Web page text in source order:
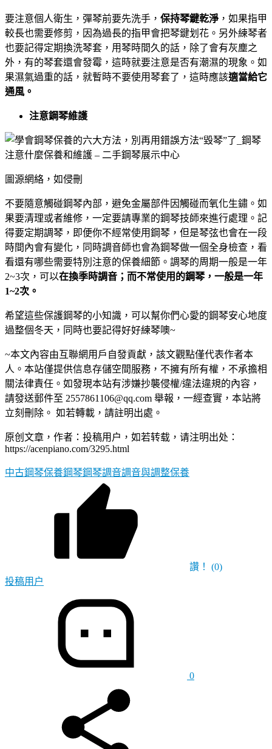
要注意個人衛生，彈琴前要先洗手， 保持琴鍵乾淨 ，如果指甲
較長也需要修剪，因為過長的指甲會把琴鍵划花。另外練琴者
也要記得定期換洗琴套，用琴時間久的話，除了會有灰塵之
外，有的琴套還會發霉，這時就要注意是否有潮濕的現象。如
果濕氣過重的話，就暫時不要使用琴套了，這時應該適當給它
通風。
注意鋼琴維護
圖源網絡，如侵刪
不要隨意觸碰鋼琴內部，避免金屬部件因觸碰而氧化生鏽。如
果要清理或者維修，一定要請專業的鋼琴技師來進行處理。記
得要定期調琴，即便你不經常使用鋼琴，但是琴弦也會在一段
時間內會有變化，同時調音師也會為鋼琴做一個全身檢查，看
看還有哪些需要特別注意的保養細節。調琴的周期一般是一年
2~3次，可以在換季時調音；而不常使用的鋼琴，一般是一年
1~2次。
希望這些保護鋼琴的小知識，可以幫你們心愛的鋼琴安心地度
過整個冬天，同時也要記得好好練琴噢~
~本文內容由互聯網用戶自發貢獻，該文觀點僅代表作者本
人。本站僅提供信息存儲空間服務，不擁有所有權，不承擔相
關法律責任。如發現本站有涉嫌抄襲侵權/違法違規的內容，
請發送郵件至 2557861106@qq.com 舉報，一經查實，本站將
立刻刪除。 如若轉載，請註明出處。
原创文章，作者：投稿用户，如若转载，请注明出处：
https://acenpiano.com/3295.html
中古鋼琴保養鋼琴鋼琴調音調音與調整保養
讚！ (0)
投稿用户
0